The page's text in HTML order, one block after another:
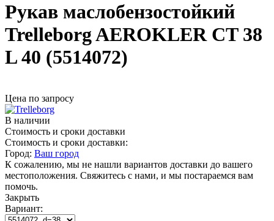
Рукав маслобензостойкий
Trelleborg AEROKLER CT 38
L 40 (5514072)
Цена по запросу
В наличии
Стоимость и сроки доставки
Стоимость и сроки доставки:
Город: Ваш город
К сожалению, мы не нашли вариантов доставки до вашего
местоположения. Свяжитесь с нами, и мы постараемся вам
помочь.
Закрыть
Вариант: